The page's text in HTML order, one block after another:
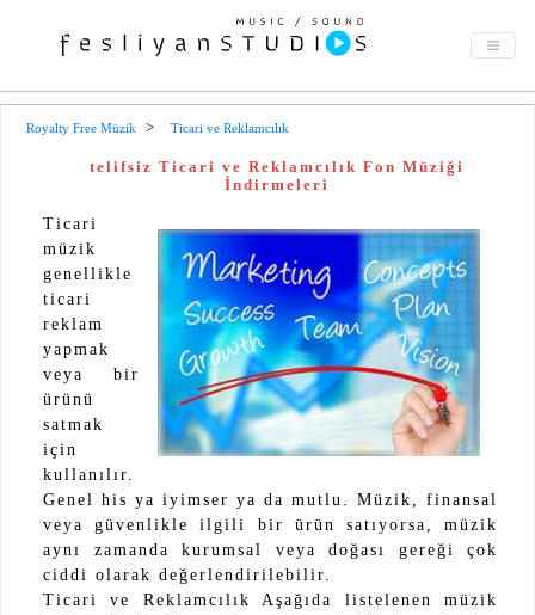
Royalty Free Müzik Ticari ve Reklamcılık
telifsiz Ticari ve Reklamcılık Fon Müziği
İndirmeleri
Ticari
müzik
genellikle
ticari
reklam
yapmak
veya bir
ürünü
satmak
için
kullanılır.
Genel his ya iyimser ya da mutlu. Müzik, finansal
veya güvenlikle ilgili bir ürün satıyorsa, müzik
aynı zamanda kurumsal veya doğası gereği çok
ciddi olarak değerlendirilebilir.
Ticari ve Reklamcılık Aşağıda listelenen müzik